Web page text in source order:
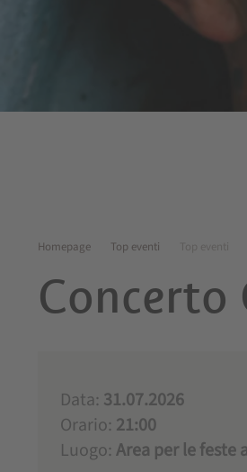
Homepage Top eventi
Concerto
Data: 31.07.2026
Orario: 21:00
Luogo: Area per le feste